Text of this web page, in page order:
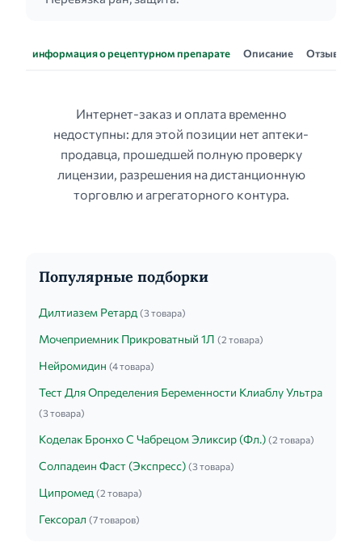
информация о рецептурном препарате Описание Отзывы
Интернет-заказ и оплата временно
недоступны: для этой позиции нет аптеки-
продавца, прошедшей полную проверку
лицензии, разрешения на дистанционную
торговлю и агрегаторного контура.
Популярные подборки
Дилтиазем Ретард (3 товара)
Мочеприемник Прикроватный 1Л (2 товара)
Нейромидин (4 товара)
Тест Для Определения Беременности Клиаблу Ультра
(3 товара)
Коделак Бронхо С Чабрецом Эликсир (Фл.) (2 товара)
Солпадеин Фаст (Экспресс) (3 товара)
Ципромед (2 товара)
Гексорал (7 товаров)